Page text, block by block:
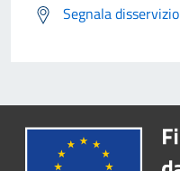
Segnala disservizio